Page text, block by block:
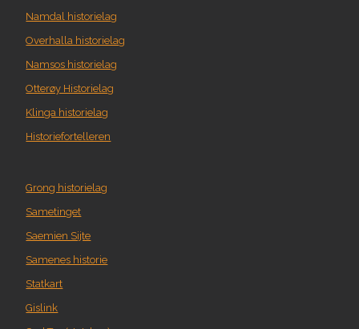
Namdal historielag
Overhalla historielag
Namsos historielag
Otterøy Historielag
Klinga historielag
Historiefortelleren
Grong historielag
Sametinget
Saemien Sijte
Samenes historie
Statkart
Gislink